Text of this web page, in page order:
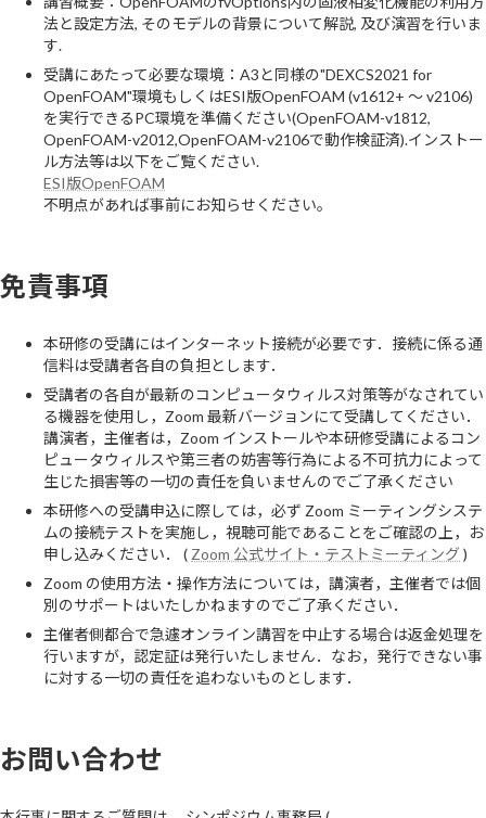
法と設定方法, そのモデルの背景について解説, 及び演習を行いま
す.
受講にあたって必要な環境：A3と同様の"DEXCS2021 for
OpenFOAM"環境もしくはESI版OpenFOAM (v1612+ ～ v2106)
を実行できるPC環境を準備ください(OpenFOAM-v1812,
OpenFOAM-v2012,OpenFOAM-v2106で動作検証済).インストー
ル方法等は以下をご覧ください.
ESI版OpenFOAM
不明点があれば事前にお知らせください。
免責事項
本研修の受講にはインターネット接続が必要です．接続に係る通
信料は受講者各自の負担とします．
受講者の各自が最新のコンピュータウィルス対策等がなされてい
る機器を使用し，Zoom 最新バージョンにて受講してください．
講演者，主催者は，Zoom インストールや本研修受講によるコン
ピュータウィルスや第三者の妨害等行為による不可抗力によって
生じた損害等の一切の責任を負いませんのでご了承ください
本研修への受講申込に際しては，必ず Zoom ミーティングシステ
ムの接続テストを実施し，視聴可能であることをご確認の上，お
申し込みください． ( Zoom 公式サイト・テストミーティング)
Zoom の使用方法・操作方法については，講演者，主催者では個
別のサポートはいたしかねますのでご了承ください．
主催者側都合で急遽オンライン講習を中止する場合は返金処理を
行いますが，認定証は発行いたしません．なお，発行できない事
に対する一切の責任を追わないものとします．
お問い合わせ